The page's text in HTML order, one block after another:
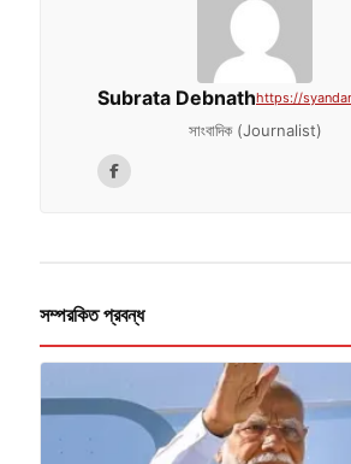
Subrata Debnathhttps://
সাংবাদিক (Journalist)
সম্পরকিত প্রবন্ধ